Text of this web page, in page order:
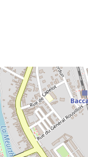
in
Graben
Baccarat
zwölf
zur